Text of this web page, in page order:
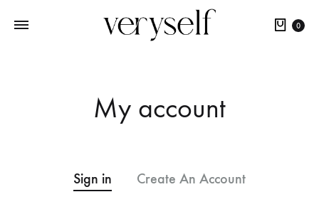
Sepet
0
My account
Sign in Create An Account